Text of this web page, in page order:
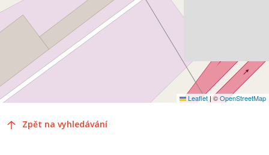
Leaflet|©OpenStreetMap
Zpět na vyhledávání